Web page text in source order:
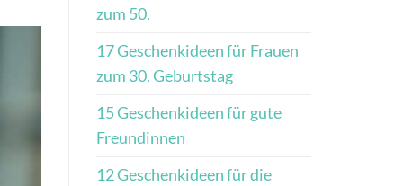
zum 50.
17 Geschenkideen für Frauen
zum 30. Geburtstag
15 Geschenkideen für gute
Freundinnen
12 Geschenkideen für die